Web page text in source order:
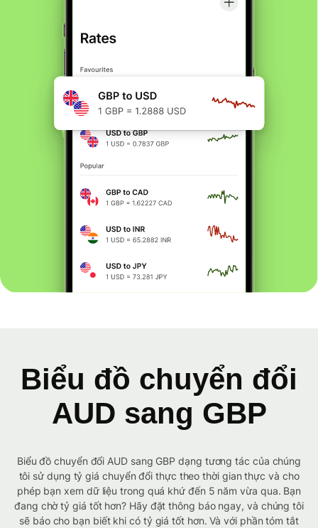
Biểu đồ chuyển đổi
AUD sang GBP
Biểu đồ chuyển đổi AUD sang GBP dạng tương tác của chúng
tôi sử dụng tỷ giá chuyển đổi thực theo thời gian thực và cho
phép bạn xem dữ liệu trong quá khứ đến 5 năm vừa qua. Bạn
đang chờ tỷ giá tốt hơn? Hãy đặt thông báo ngay, và chúng tôi
sẽ báo cho bạn biết khi có tỷ giá tốt hơn. Và với phần tóm tắt